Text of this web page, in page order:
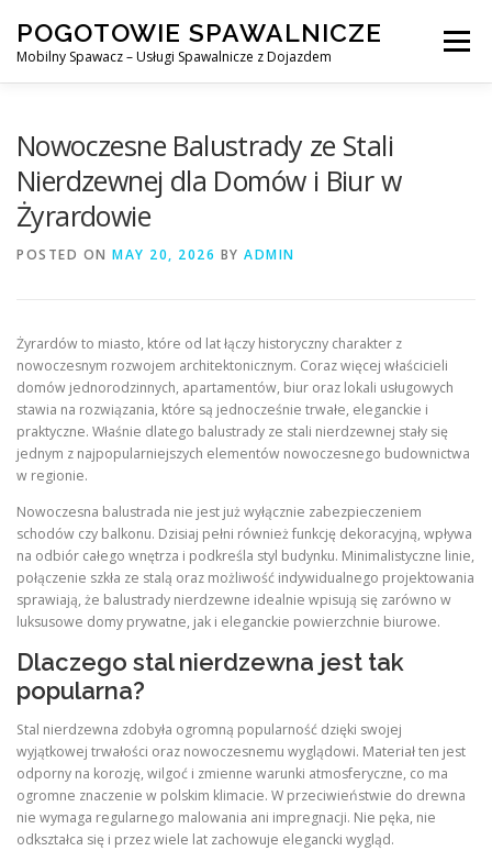
content
POGOTOWIE SPAWALNICZE
Mobilny Spawacz – Usługi Spawalnicze z Dojazdem
Menu
SPAWANIE MIG/MAG (GMAW)
Nowoczesne Balustrady ze Stali
Nierdzewnej dla Domów i Biur w
Żyrardowie
POSTED ON MAY 20, 2026 BY ADMIN
Żyrardów to miasto, które od lat łączy historyczny charakter z
nowoczesnym rozwojem architektonicznym. Coraz więcej właścicieli
domów jednorodzinnych, apartamentów, biur oraz lokali usługowych
stawia na rozwiązania, które są jednocześnie trwałe, eleganckie i
praktyczne. Właśnie dlatego balustrady ze stali nierdzewnej stały się
jednym z najpopularniejszych elementów nowoczesnego budownictwa
w regionie.
Nowoczesna balustrada nie jest już wyłącznie zabezpieczeniem
schodów czy balkonu. Dzisiaj pełni również funkcję dekoracyjną, wpływa
na odbiór całego wnętrza i podkreśla styl budynku. Minimalistyczne linie,
połączenie szkła ze stalą oraz możliwość indywidualnego projektowania
sprawiają, że balustrady nierdzewne idealnie wpisują się zarówno w
luksusowe domy prywatne, jak i eleganckie powierzchnie biurowe.
Dlaczego stal nierdzewna jest tak
popularna?
Stal nierdzewna zdobyła ogromną popularność dzięki swojej
wyjątkowej trwałości oraz nowoczesnemu wyglądowi. Materiał ten jest
odporny na korozję, wilgoć i zmienne warunki atmosferyczne, co ma
ogromne znaczenie w polskim klimacie. W przeciwieństwie do drewna
nie wymaga regularnego malowania ani impregnacji. Nie pęka, nie
odkształca się i przez wiele lat zachowuje elegancki wygląd.